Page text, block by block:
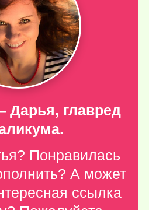
Дарья, главред
Понравилась
А может
ссылка